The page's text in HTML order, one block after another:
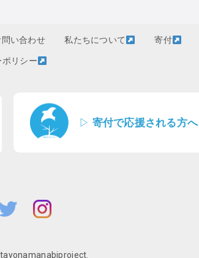
問い合わせ 私たちについて 寄付
リシー
▷ 寄付で応援される方へ